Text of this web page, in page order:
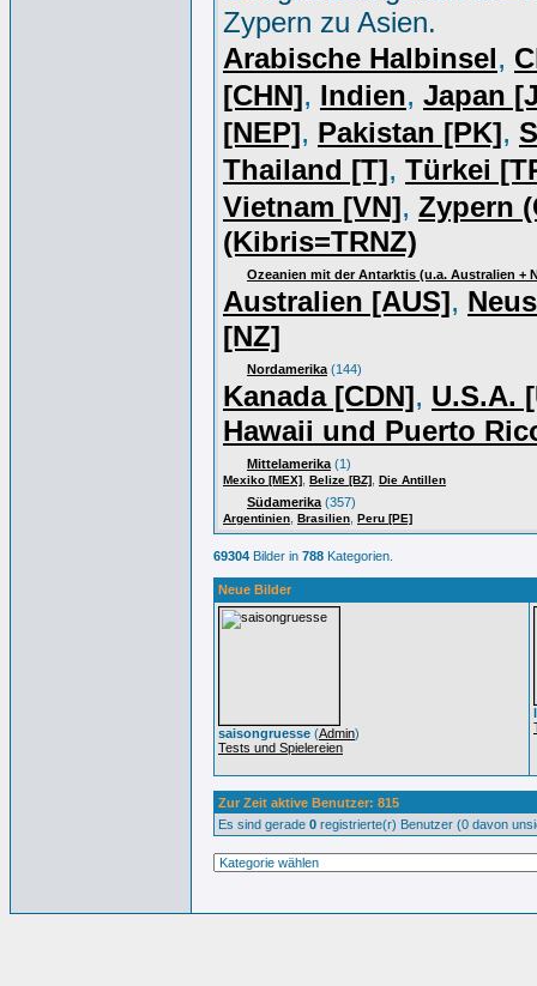
Zypern zu Asien.
Arabische Halbinsel,
[CHN], Indien, Japan
[NEP], Pakistan [PK],
Thailand [T], Türkei
Vietnam [VN], Zypern
(Kibris=TRNZ)
Ozeanien mit der Antarktis (u.a. Australien +
Australien [AUS],
[NZ]
Nordamerika (144)
Kanada [CDN], U.S.A.
Hawaii und Puerto
Mittelamerika (1)
Mexiko [MEX] Belize [BZ] Die Antillen
Südamerika (357)
Argentinien Brasilien Peru [PE]
69304 Bilder in 788 Kategorien.
Neue Bilder
saisongruesse (Admin)
Tests und Spielereien
Zur Zeit aktive Benutzer: 815
Es sind gerade 0 registrierte(r) Benutzer (0 davon